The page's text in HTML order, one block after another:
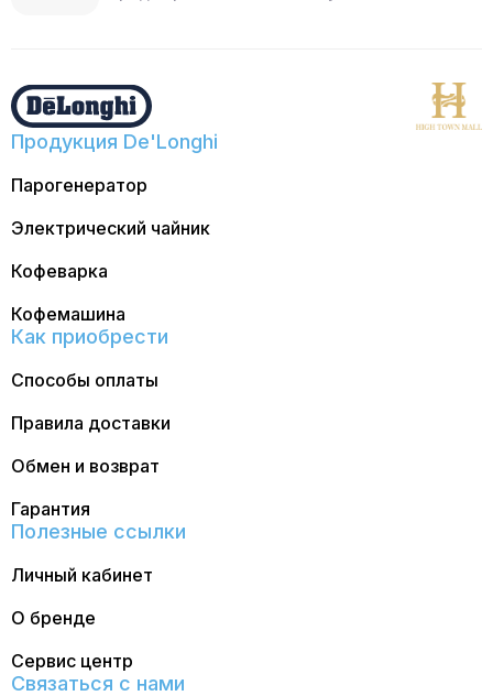
Продукция De'Longhi
Парогенератор
Электрический чайник
Кофеварка
Кофемашина
Как приобрести
Способы оплаты
Правила доставки
Обмен и возврат
Гарантия
Полезные ссылки
Личный кабинет
О бренде
Сервис центр
Связаться с нами